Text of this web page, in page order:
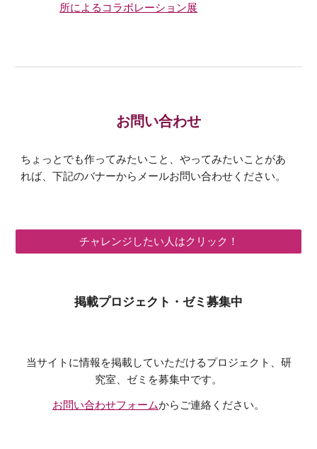
所によるコラボレーション展
お問い合わせ
ちょっとでも作ってみたいこと、やってみたいことがあ
れば、下記のバナーからメールお問い合わせください。
チャレンジしたい人はクリック！
掲載プロジェクト・ゼミ募集中
当サイトに情報を掲載していただけるプロジェクト、研
究室、ゼミを募集中です。
お問い合わせフォームからご連絡ください。